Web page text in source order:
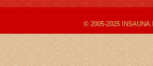
© 2005-2025